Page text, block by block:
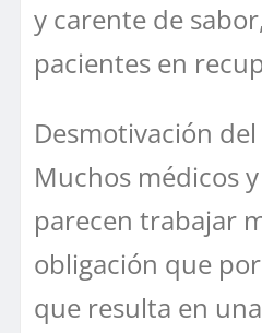
y carente de
pacientes en
Desmotivación
Muchos médicos
parecen trabajar
obligación que
que resulta en